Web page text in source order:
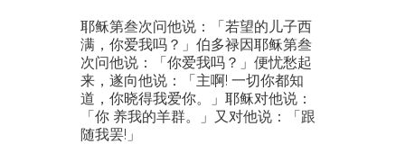
耶稣第叁次问他说：「若望的儿子西
满，你爱我吗？」伯多禄因耶稣第叁
次问他说：「你爱我吗？」便忧愁起
来，遂向他说：「主啊! 一切你都知
道，你晓得我爱你。」耶稣对他说：
「你 养我的羊群。」又对他说：「跟
随我罢!」